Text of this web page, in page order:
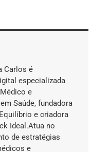
Carlos é
especializada
e
Saúde, fundadora
e criadora
Ideal.Atua no
de estratégias
e